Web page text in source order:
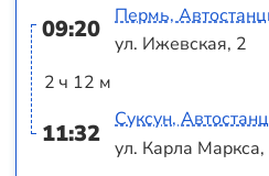
09:20
2 ч 12 м
11:32
Пермь,
ул. Ижевская, 2
Суксун,
ул. Карла